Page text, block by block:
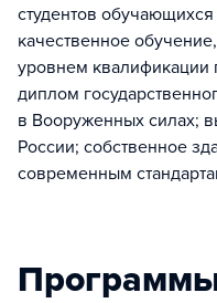
студентов
качественное
уровнем квалификации
диплом
в Вооруженных силах;
России; собственное
современным